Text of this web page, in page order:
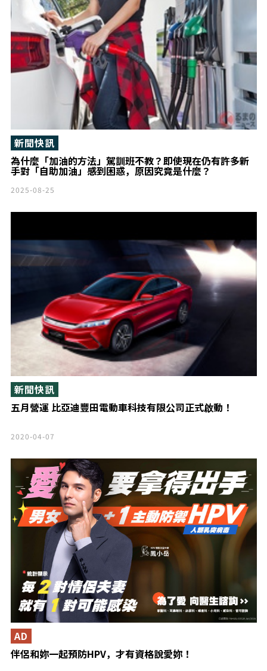
為什麼「加油的方法」駕訓班不教？即使現在仍有許多新
手對「自助加油」感到困惑，原因究竟是什麼？
新聞快訊
2025-08-25
五月營運 比亞迪豐田電動車科技有限公司正式啟動！
新聞快訊
2020-04-07
伴侶和妳一起預防HPV，才有資格說愛妳！
AD